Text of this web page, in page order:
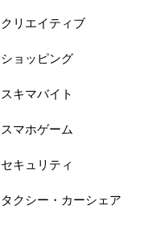
クリエイティブ
ショッピング
スキマバイト
スマホゲーム
セキュリティ
タクシー・カーシェア